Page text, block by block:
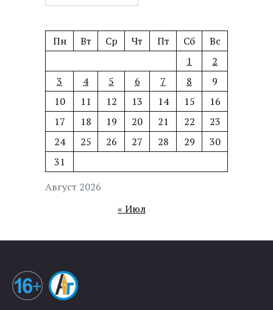
Август 2026
Пн Вт Ср Чт Пт Сб
Вс
1
2
3
4 5 6 7 8
9
10
11 12 13 14 15
16
17
18 19 20 21 22
23
24
25 26 27 28 29
30
31
« Июл